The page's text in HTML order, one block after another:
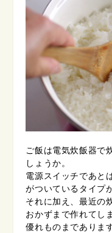
ご飯は電気炊飯器で
しょうか。
電源スイッチであと
がついているタイプ
それに加え、最近の
おかずまで作れてし
優れものまであります